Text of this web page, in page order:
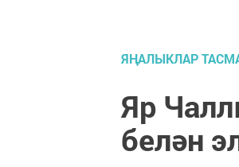
ЯҢАЛЫКЛАР
Яр
белән